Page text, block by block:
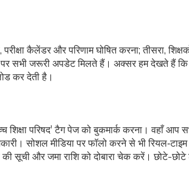
कैलेंडर और परिणाम घोषित करना; तीसरा,
पर सभी जरूरी अपडेट मिलते हैं। अक्सर हम देखते हैं
कर देती है।
परिषद’ टैग पेज को बुकमार्क करना। वहाँ आप
सोशल मीडिया पर फॉलो करने से भी
सूची और जमा राशि को दोबारा चेक करें। छोटे-छोटे